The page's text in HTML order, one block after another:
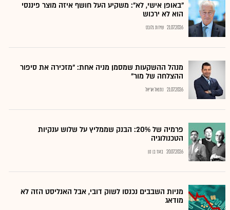
"באופן אישי, לא": משקיע העל חושף איזה מוצר פיננסי
הוא לא ירכוש
21.07.2026 שירות גלובס
מנהל ההשקעות שמסמן מניה אחת: "מזכירה את סיפור
ההצלחה של מור"
21.07.2026 נתנאל אריאל
פרמיה של 20%: הבנק שממליץ על שלוש ענקיות
הטכנולוגיה
20.07.2026 בועז בן נון
מניות השבבים נכנסו לשוק דובי, אבל האנליסט הזה לא
מודאג